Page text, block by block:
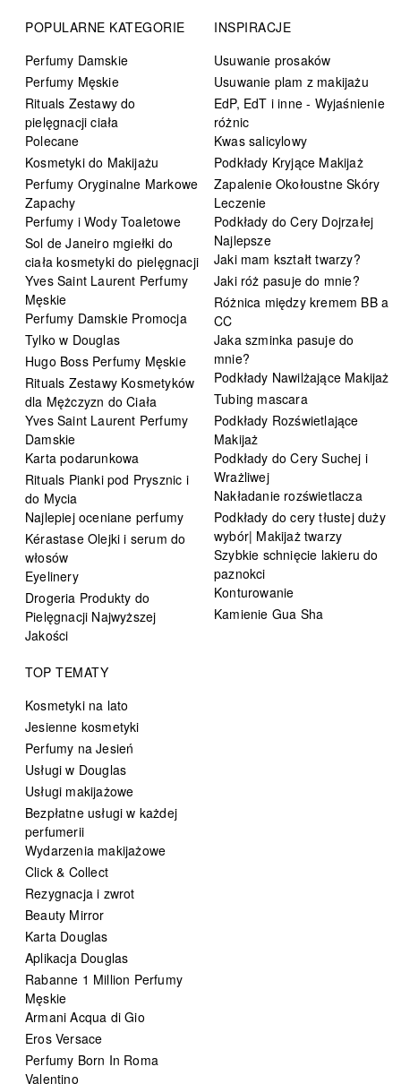
POPULARNE KATEGORIE
Perfumy Damskie
Perfumy Męskie
Rituals Zestawy do
pielęgnacji ciała
Polecane
Kosmetyki do Makijażu
Perfumy Oryginalne Markowe
Zapachy
Perfumy i Wody Toaletowe
Sol de Janeiro mgiełki do
ciała kosmetyki do pielęgnacji
Yves Saint Laurent Perfumy
Męskie
Perfumy Damskie Promocja
Tylko w Douglas
Hugo Boss Perfumy Męskie
Rituals Zestawy Kosmetyków
dla Mężczyzn do Ciała
Yves Saint Laurent Perfumy
Damskie
Karta podarunkowa
Rituals Pianki pod Prysznic i
do Mycia
Najlepiej oceniane perfumy
Kérastase Olejki i serum do
włosów
Eyelinery
Drogeria Produkty do
Pielęgnacji Najwyższej
Jakości
INSPIRACJE
Usuwanie prosaków
Usuwanie plam z makijażu
EdP, EdT i inne - Wyjaśnienie
różnic
Kwas salicylowy
Podkłady Kryjące Makijaż
Zapalenie Okołoustne Skóry
Leczenie
Podkłady do Cery Dojrzałej
Najlepsze
Jaki mam kształt twarzy?
Jaki róż pasuje do mnie?
Różnica między kremem BB a
CC
Jaka szminka pasuje do
mnie?
Podkłady Nawilżające Makijaż
Tubing mascara
Podkłady Rozświetlające
Makijaż
Podkłady do Cery Suchej i
Wrażliwej
Nakładanie rozświetlacza
Podkłady do cery tłustej duży
wybór| Makijaż twarzy
Szybkie schnięcie lakieru do
paznokci
Konturowanie
Kamienie Gua Sha
TOP TEMATY
Kosmetyki na lato
Jesienne kosmetyki
Perfumy na Jesień
Usługi w Douglas
Usługi makijażowe
Bezpłatne usługi w każdej
perfumerii
Wydarzenia makijażowe
Click & Collect
Rezygnacja i zwrot
Beauty Mirror
Karta Douglas
Aplikacja Douglas
Rabanne 1 Million Perfumy
Męskie
Armani Acqua di Gio
Eros Versace
Perfumy Born In Roma
Valentino